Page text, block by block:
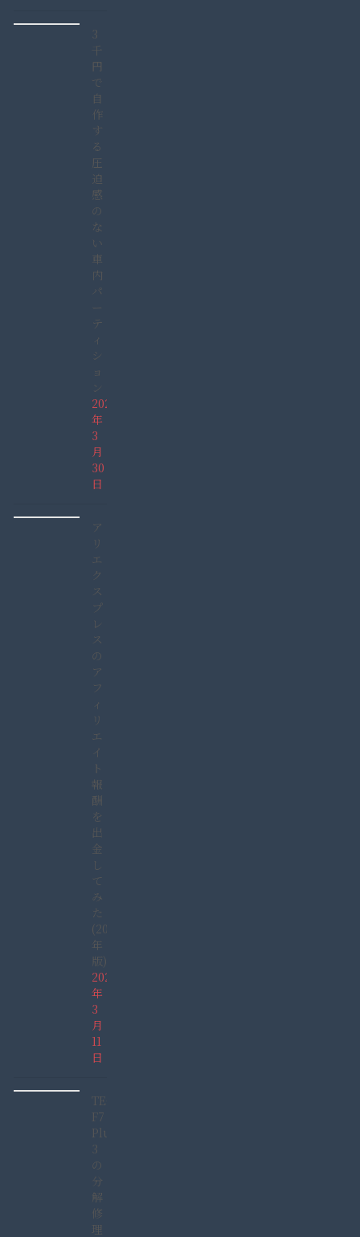
3
千
円
で
自
作
す
る
圧
迫
感
の
な
い
車
内
パ
ー
テ
ィ
シ
ョ
ン
2022
年
3
月
30
日
ア
リ
エ
ク
ス
プ
レ
ス
の
ア
フ
ィ
リ
エ
イ
ト
報
酬
を
出
金
し
て
み
た
(2022
年
版)
2022
年
3
月
11
日
TECLAST
F7
Plus
3
の
分
解
修
理